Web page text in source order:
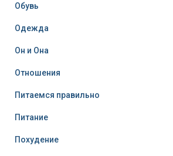
Обувь
Одежда
Он и Она
Отношения
Питаемся правильно
Питание
Похудение